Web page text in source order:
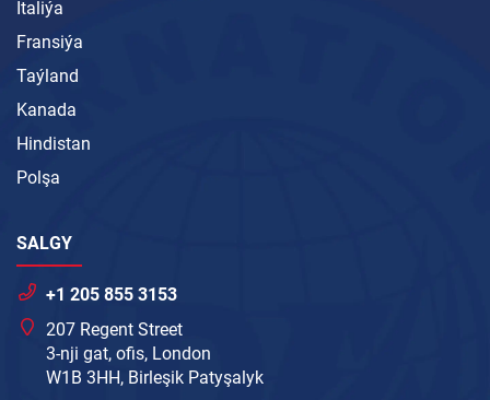
Italiýa
Fransiýa
Taýland
Kanada
Hindistan
Polşa
SALGY
+1 205 855 3153
207 Regent Street
3-nji gat, ofis, London
W1B 3HH, Birleşik Patyşalyk